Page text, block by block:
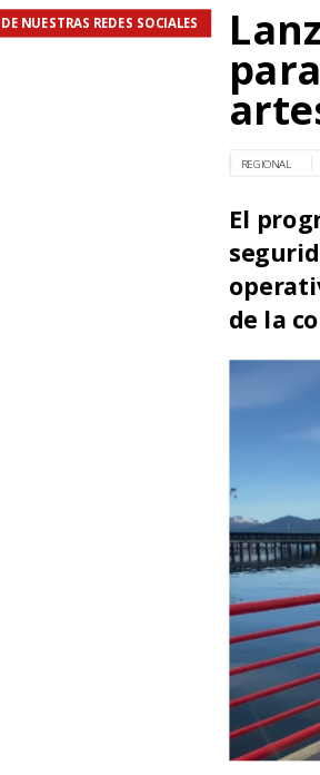
NUESTRAS REDES SOCIALES
REGIONAL
El
de la